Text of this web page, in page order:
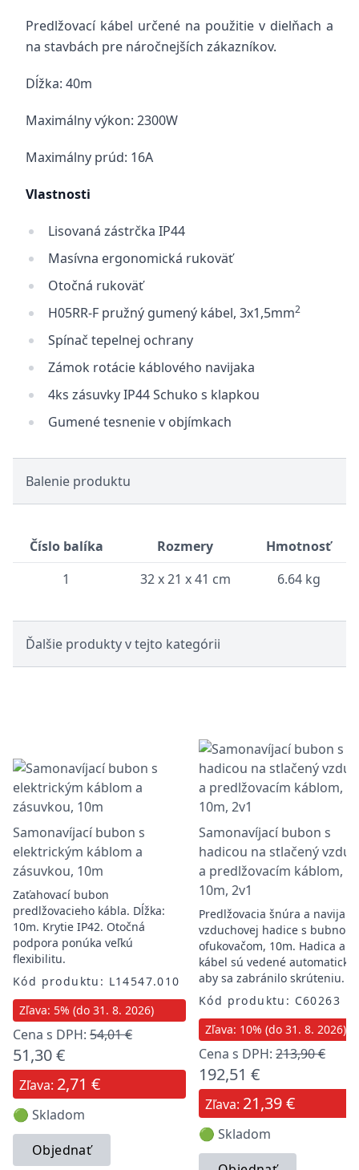
Predlžovací kábel určené na použitie v dielňach a
na stavbách pre náročnejších zákazníkov.
Dĺžka: 40m
Maximálny výkon: 2300W
Maximálny prúd: 16A
Vlastnosti
Lisovaná zástrčka IP44
Masívna ergonomická rukoväť
Otočná rukoväť
H05RR-F pružný gumený kábel, 3x1,5mm2
Spínač tepelnej ochrany
Zámok rotácie káblového navijaka
4ks zásuvky IP44 Schuko s klapkou
Gumené tesnenie v objímkach
Balenie produktu
Číslo balíka Rozmery
Hmotnosť
1
32 x 21 x 41 cm 6.64 kg
Ďalšie produkty v tejto kategórii
Samonavíjací bubon s
elektrickým káblom a
zásuvkou, 10m
Zaťahovací bubon
predlžovacieho kábla. Dĺžka:
10m. Krytie IP42. Otočná
podpora ponúka veľkú
flexibilitu.
Kód produktu: L14547.010
Zľava: 5% (do 31. 8. 2026)
Cena s DPH: 54,01 €
51,30 €
Zľava: 2,71 €
🟢 Skladom
Objednať
Samonavíjací bubon s
hadicou na stlačený
a predlžovacím káblom,
10m, 2v1
Predlžovacia šnúra a navijak
vzduchovej hadice s bubnom
ofukovačom, 10m. Hadica a
kábel sú vedené automaticky,
aby sa zabránilo skrúteniu.
Kód produktu: C60263
Zľava: 10% (do 31. 8. 2026)
Cena s DPH: 213,90 €
192,51 €
Zľava: 21,39 €
🟢 Skladom